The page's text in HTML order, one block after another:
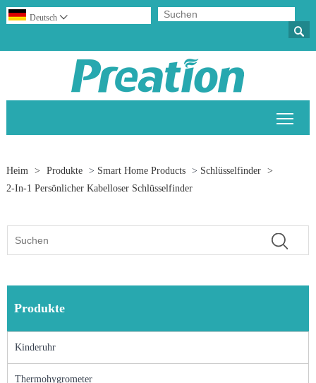

Deutsch 
Heim > Produkte > Smart Home Products > Schlüsselfinder
>
2-In-1 Persönlicher Kabelloser Schlüsselfinder
Produkte
Kinderuhr
Thermohygrometer